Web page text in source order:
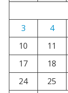
3
4
10
11
17
18
24
25